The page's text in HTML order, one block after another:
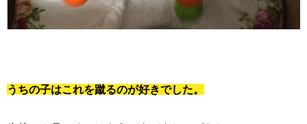
うちの子はこれを蹴るのが好きでした。